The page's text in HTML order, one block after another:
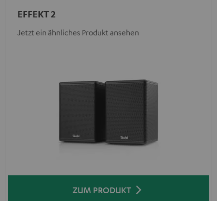
EFFEKT 2
Jetzt ein ähnliches Produkt ansehen
ZUM PRODUKT